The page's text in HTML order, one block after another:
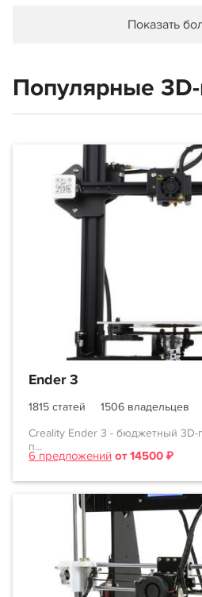
Показать
Популярные
Ender 3
1815 статей
1506 владельцев
Creality Ender 3 - бюджетный 3D-
п...
6 предложений от 14500 ₽